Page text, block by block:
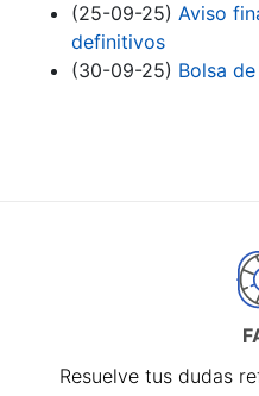
(25-09-25) Aviso
definitivos
(30-09-25) Bolsa
Resuelve tus dudas